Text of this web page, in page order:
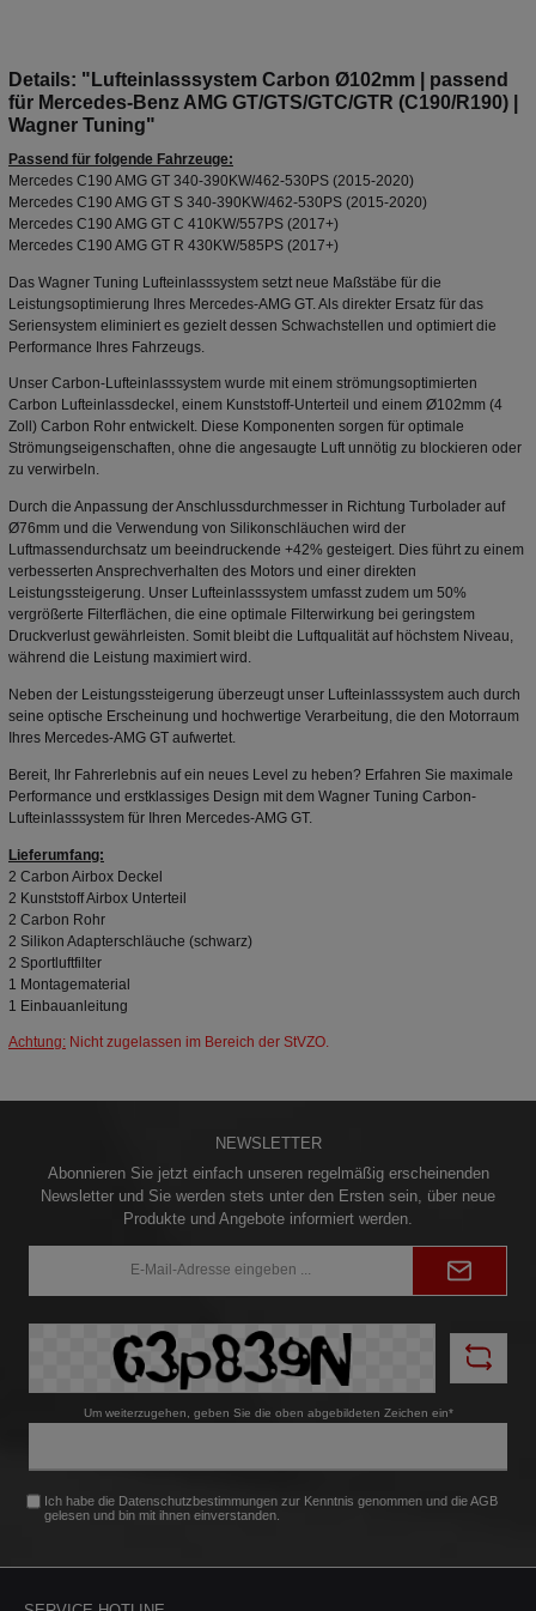
Details: "Lufteinlasssystem Carbon Ø102mm | passend
für Mercedes-Benz AMG GT/GTS/GTC/GTR (C190/R190) |
Wagner Tuning"
Passend für folgende Fahrzeuge:
Mercedes C190 AMG GT 340-390KW/462-530PS (2015-2020)
Mercedes C190 AMG GT S 340-390KW/462-530PS (2015-2020)
Mercedes C190 AMG GT C 410KW/557PS (2017+)
Mercedes C190 AMG GT R 430KW/585PS (2017+)
Das Wagner Tuning Lufteinlasssystem setzt neue Maßstäbe für die
Leistungsoptimierung Ihres Mercedes-AMG GT. Als direkter Ersatz für das
Seriensystem eliminiert es gezielt dessen Schwachstellen und optimiert die
Performance Ihres Fahrzeugs.
Unser Carbon-Lufteinlasssystem wurde mit einem strömungsoptimierten
Carbon Lufteinlassdeckel, einem Kunststoff-Unterteil und einem Ø102mm (4
Zoll) Carbon Rohr entwickelt. Diese Komponenten sorgen für optimale
Strömungseigenschaften, ohne die angesaugte Luft unnötig zu blockieren oder
zu verwirbeln.
Durch die Anpassung der Anschlussdurchmesser in Richtung Turbolader auf
Ø76mm und die Verwendung von Silikonschläuchen wird der
Luftmassendurchsatz um beeindruckende +42% gesteigert. Dies führt zu einem
verbesserten Ansprechverhalten des Motors und einer direkten
Leistungssteigerung. Unser Lufteinlasssystem umfasst zudem um 50%
vergrößerte Filterflächen, die eine optimale Filterwirkung bei geringstem
Druckverlust gewährleisten. Somit bleibt die Luftqualität auf höchstem Niveau,
während die Leistung maximiert wird.
Neben der Leistungssteigerung überzeugt unser Lufteinlasssystem auch durch
seine optische Erscheinung und hochwertige Verarbeitung, die den Motorraum
Ihres Mercedes-AMG GT aufwertet.
Bereit, Ihr Fahrerlebnis auf ein neues Level zu heben? Erfahren Sie maximale
Performance und erstklassiges Design mit dem Wagner Tuning Carbon-
Lufteinlasssystem für Ihren Mercedes-AMG GT.
Lieferumfang:
2 Carbon Airbox Deckel
2 Kunststoff Airbox Unterteil
2 Carbon Rohr
2 Silikon Adapterschläuche (schwarz)
2 Sportluftfilter
1 Montagematerial
1 Einbauanleitung
Achtung: Nicht zugelassen im Bereich der StVZO.
NEWSLETTER
Abonnieren Sie jetzt einfach unseren regelmäßig erscheinenden
Newsletter und Sie werden stets unter den Ersten sein, über neue
Produkte und Angebote informiert werden.
Mail-
Um weiterzugehen, geben Sie die oben abgebildeten Zeichen ein*
Ich habe die Datenschutzbestimmungen zur Kenntnis genommen und dieAGB
gelesen und bin mit ihnen einverstanden.